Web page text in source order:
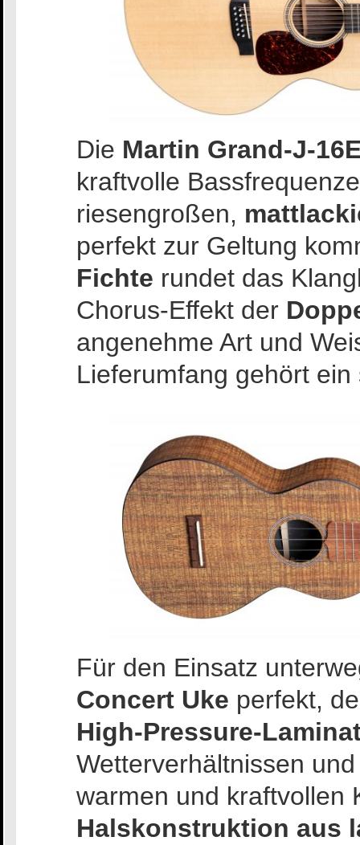
Die Martin Grand-J-
kraftvolle
riesengroßen,
perfekt zur Geltung
Fichte rundet das
Chorus-Effekt der
angenehme Art und
Lieferumfang gehört
Für den Einsatz
Concert Uke perfekt,
High-Pressure-
Wetterverhältnissen
warmen und kraftvollen
Halskonstruktion aus